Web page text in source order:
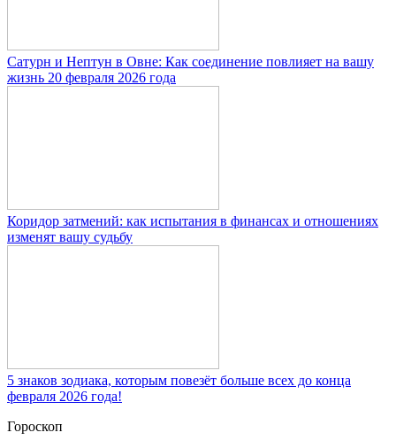
Сатурн и Нептун в Овне: Как соединение повлияет на вашу
жизнь 20 февраля 2026 года
Коридор затмений: как испытания в финансах и отношениях
изменят вашу судьбу
5 знаков зодиака, которым повезёт больше всех до конца
февраля 2026 года!
Гороскоп